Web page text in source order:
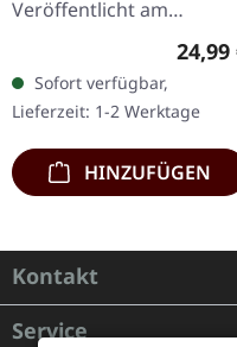
Veröffentlicht am
30.05.2025, auf Supreme
Clear/Schwarz
marmoriertes Vinyl mit
schwarzen und…
24,99
Sofort verfügbar,
Lieferzeit: 1-2 Werktage
HINZUFÜGEN
Kontakt
Service